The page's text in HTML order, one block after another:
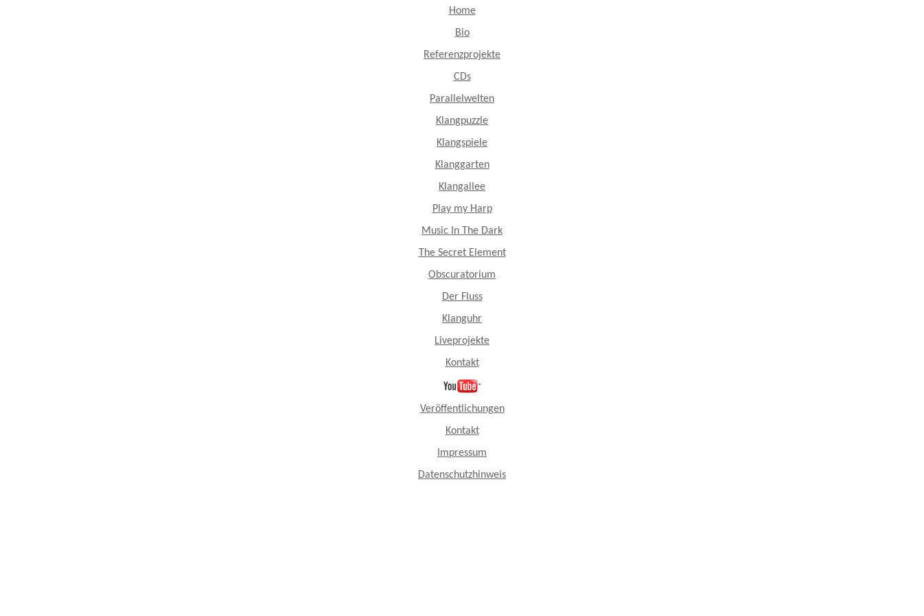
Home
Bio
Referenzprojekte
CDs
Parallelwelten
Klangpuzzle
Klangspiele
Klanggarten
Klangallee
Play my Harp
Music In The Dark
The Secret Element
Obscuratorium
Der Fluss
Klanguhr
Liveprojekte
Kontakt
Veröffentlichungen
Kontakt
Impressum
Datenschutzhinweis